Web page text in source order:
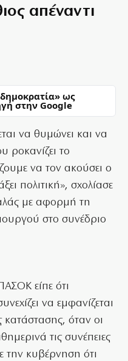
απέναντι
ως
στην Google
να θυμώνει και να
ροκανίζει το
να τον ακούσει ο
πολιτική», σχολίασε
με αφορμή τη
στο συνέδριο
είπε ότι
να εμφανίζεται
όταν οι
τις συνέπειες
την κυβέρνηση ότι